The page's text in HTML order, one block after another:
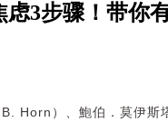
虑3步骤！带你
Horn）、鮑伯．莫伊斯